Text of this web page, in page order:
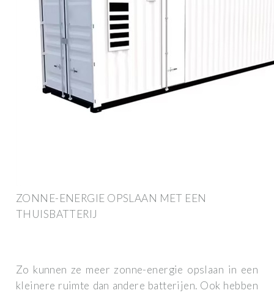
ZONNE-ENERGIE OPSLAAN MET EEN
THUISBATTERIJ
Zo kunnen ze meer zonne-energie opslaan in een
kleinere ruimte dan andere batterijen. Ook hebben